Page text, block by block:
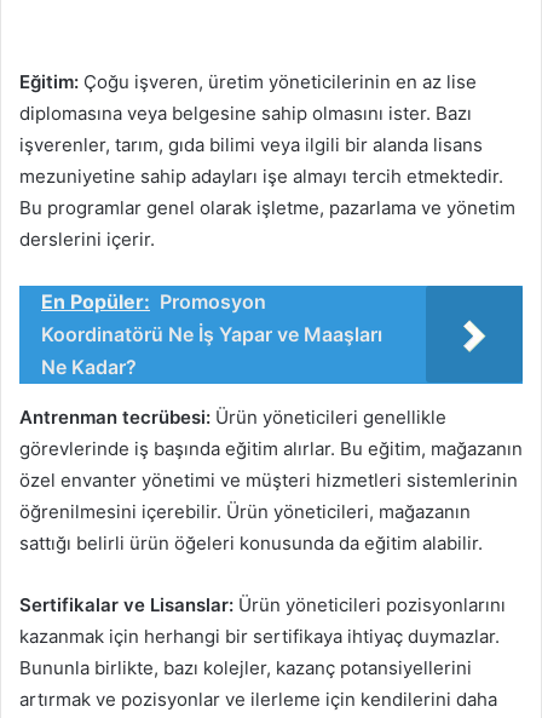
Eğitim: Çoğu işveren, üretim yöneticilerinin en az lise
diplomasına veya belgesine sahip olmasını ister. Bazı
işverenler, tarım, gıda bilimi veya ilgili bir alanda lisans
mezuniyetine sahip adayları işe almayı tercih etmektedir.
Bu programlar genel olarak işletme, pazarlama ve yönetim
derslerini içerir.
En Popüler: Promosyon
Koordinatörü Ne İş Yapar ve Maaşları
Ne Kadar?
Antrenman tecrübesi: Ürün yöneticileri genellikle
görevlerinde iş başında eğitim alırlar. Bu eğitim, mağazanın
özel envanter yönetimi ve müşteri hizmetleri sistemlerinin
öğrenilmesini içerebilir. Ürün yöneticileri, mağazanın
sattığı belirli ürün öğeleri konusunda da eğitim alabilir.
Sertifikalar ve Lisanslar: Ürün yöneticileri pozisyonlarını
kazanmak için herhangi bir sertifikaya ihtiyaç duymazlar.
Bununla birlikte, bazı kolejler, kazanç potansiyellerini
artırmak ve pozisyonlar ve ilerleme için kendilerini daha